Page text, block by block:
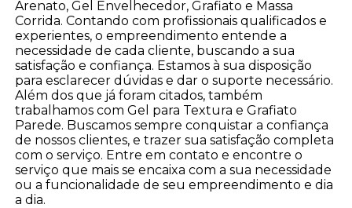
Arenato, Gel Envelhecedor, Grafiato e Massa
Corrida. Contando com profissionais qualificados e
experientes, o empreendimento entende a
necessidade de cada cliente, buscando a sua
satisfação e confiança. Estamos à sua disposição
para esclarecer dúvidas e dar o suporte necessário.
Além dos que já foram citados, também
trabalhamos com Gel para Textura e Grafiato
Parede. Buscamos sempre conquistar a confiança
de nossos clientes, e trazer sua satisfação completa
com o serviço. Entre em contato e encontre o
serviço que mais se encaixa com a sua necessidade
ou a funcionalidade de seu empreendimento e dia
a dia.